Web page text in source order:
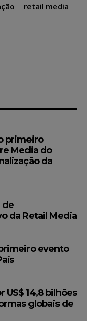
retail media
primeiro
Media do
da
de
da Retail Media
evento
US$ 14,8 bilhões
globais de